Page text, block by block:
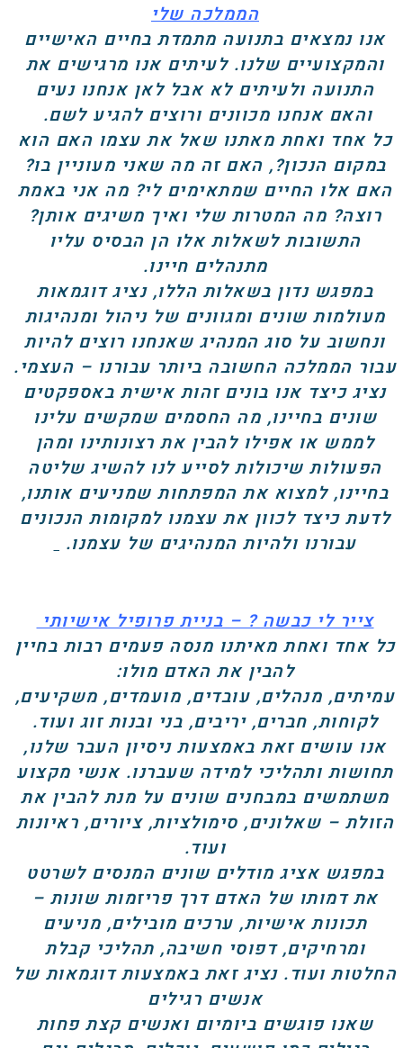
הממלכה שלי
אנו נמצאים בתנועה מתמדת בחיים האישיים
והמקצועיים שלנו. לעיתים אנו מרגישים את
התנועה ולעיתים לא אבל לאן אנחנו נעים
והאם אנחנו מכוונים ורוצים להגיע לשם.
כל אחד ואחת מאתנו שאל את עצמו האם הוא
במקום הנכון?, האם זה מה שאני מעוניין בו?
האם אלו החיים שמתאימים לי? מה אני באמת
רוצה? מה המטרות שלי ואיך משיגים אותן?
התשובות לשאלות אלו הן הבסיס עליו
מתנהלים חיינו.
במפגש נדון בשאלות הללו, נציג דוגמאות
מעולמות שונים ומגוונים של ניהול ומנהיגות
ונחשוב על סוג המנהיג שאנחנו רוצים להיות
עבור הממלכה החשובה ביותר עבורנו – העצמי.
נציג כיצד אנו בונים זהות אישית באספקטים
שונים בחיינו, מה החסמים שמקשים עלינו
לממש או אפילו להבין את רצונותינו ומהן
הפעולות שיכולות לסייע לנו להשיג שליטה
בחיינו, למצוא את המפתחות שמניעים אותנו,
לדעת כיצד לכוון את עצמנו למקומות הנכונים
עבורנו ולהיות המנהיגים של עצמנו.
צייר לי כבשה ? – בניית פרופיל אישיותי
כל אחד ואחת מאיתנו מנסה פעמים רבות בחיין
להבין את האדם מולו:
עמיתים, מנהלים, עובדים, מועמדים, משקיעים,
לקוחות, חברים, יריבים, בני ובנות זוג ועוד.
אנו עושים זאת באמצעות ניסיון העבר שלנו,
תחושות ותהליכי למידה שעברנו. אנשי מקצוע
משתמשים במבחנים שונים על מנת להבין את
הזולת – שאלונים, סימולציות, ציורים, ראיונות
ועוד.
במפגש אציג מודלים שונים המנסים לשרטט
את דמותו של האדם דרך פריזמות שונות –
תכונות אישיות, ערכים מובילים, מניעים
ומרחיקים, דפוסי חשיבה, תהליכי קבלת
החלטות ועוד. נציג זאת באמצעות דוגמאות של
אנשים רגילים
שאנו פוגשים ביומיום ואנשים קצת פחות